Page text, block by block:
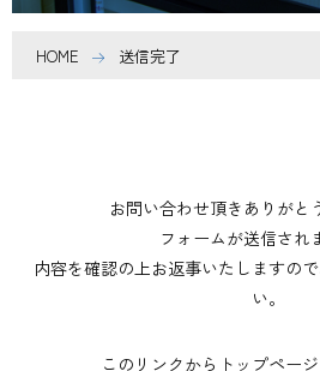
HOME 送信完了
お問い合わせ頂きありがと
フォームが送信され
内容を確認の上お返事いたしますの
い。
このリンクからトップページ